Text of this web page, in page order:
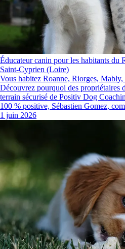
Éducateur canin pour les habitants du
Saint-Cyprien (Loire)
Vous habitez Roanne, Riorges,
Découvrez pourquoi des propriétaires
terrain sécurisé de Positiv Dog
100 % positive, Sébastien Gomez,
1 juin 2026